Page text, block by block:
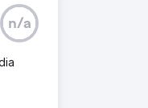
n/a